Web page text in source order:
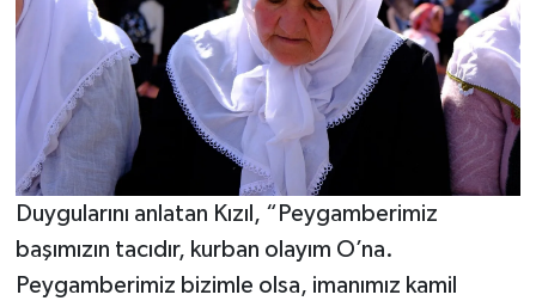
Duygularını anlatan Kızıl, “Peygamberimiz
başımızın tacıdır, kurban olayım O’na.
Peygamberimiz bizimle olsa, imanımız kamil